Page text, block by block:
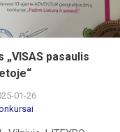
„VISAS pasaulis
01-26